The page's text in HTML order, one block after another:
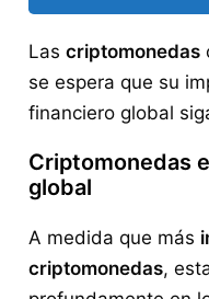
Las criptomonedas
se espera que su
financiero global
Criptomonedas
global
A medida que más
criptomonedas,